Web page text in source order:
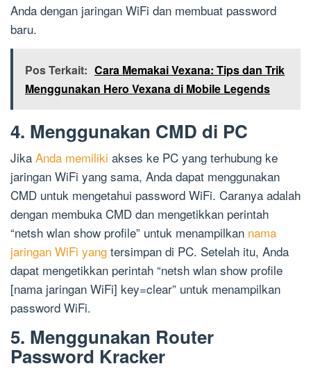
Anda dengan jaringan WiFi dan membuat password
baru.
Pos Terkait: Cara Memakai Vexana: Tips dan Trik
Menggunakan Hero Vexana di Mobile Legends
4. Menggunakan CMD di PC
Jika Anda memiliki akses ke PC yang terhubung ke
jaringan WiFi yang sama, Anda dapat menggunakan
CMD untuk mengetahui password WiFi. Caranya adalah
dengan membuka CMD dan mengetikkan perintah
“netsh wlan show profile” untuk menampilkan nama
jaringan WiFi yang tersimpan di PC. Setelah itu, Anda
dapat mengetikkan perintah “netsh wlan show profile
[nama jaringan WiFi] key=clear” untuk menampilkan
password WiFi.
5. Menggunakan Router
Password Kracker